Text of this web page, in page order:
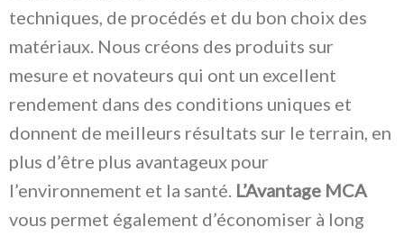
techniques, de procédés et du bon choix des
matériaux. Nous créons des produits sur
mesure et novateurs qui ont un excellent
rendement dans des conditions uniques et
donnent de meilleurs résultats sur le terrain, en
plus d’être plus avantageux pour
l’environnement et la santé. L’Avantage MCA
vous permet également d’économiser à long